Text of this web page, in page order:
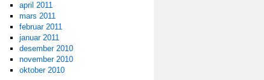
april 2011
mars 2011
februar 2011
januar 2011
desember 2010
november 2010
oktober 2010